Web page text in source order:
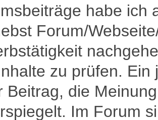
habe ich
Forum/
zu prüfen.
Beitrag, die
Im Forum